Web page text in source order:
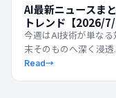
AI最新ニュースま
トレンド【2026/
今週はAI技術が単な
末そのものへ深く浸透
Read→